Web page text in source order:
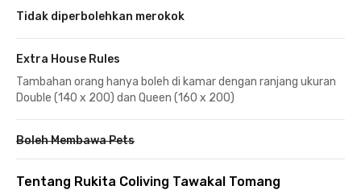
Tidak diperbolehkan merokok
Extra House Rules
Tambahan orang hanya boleh di kamar dengan ranjang ukuran
Double (140 x 200) dan Queen (160 x 200)
Boleh Membawa Pets
Tentang Rukita Coliving Tawakal Tomang